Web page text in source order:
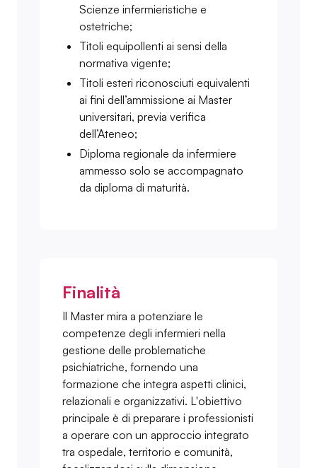
Scienze infermieristiche e
ostetriche;
Titoli equipollenti ai sensi della
normativa vigente;
Titoli esteri riconosciuti equivalenti
ai fini dell’ammissione ai Master
universitari, previa verifica
dell’Ateneo;
Diploma regionale da infermiere
ammesso solo se accompagnato
da diploma di maturità.
Finalità
Il Master mira a potenziare le
competenze degli infermieri nella
gestione delle problematiche
psichiatriche, fornendo una
formazione che integra aspetti clinici,
relazionali e organizzativi. L'obiettivo
principale è di preparare i professionisti
a operare con un approccio integrato
tra ospedale, territorio e comunità,